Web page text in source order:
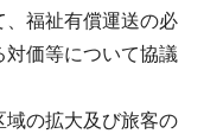
、福祉有償運送の必
価等について協議
域の拡大及び旅客の